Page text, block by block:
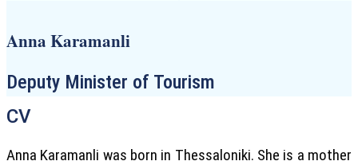
Anna Karamanli
Deputy Minister of Tourism
CV
Anna Karamanli was born in Thessaloniki. She is a mother